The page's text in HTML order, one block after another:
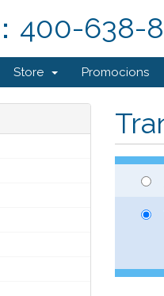
400-638-
Store Promocions